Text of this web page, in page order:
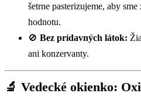
šetrne pasterizujeme, aby
hodnotu.
🚫 Bez prídavných látok:
ani konzervanty.
🔬 Vedecké okienko: